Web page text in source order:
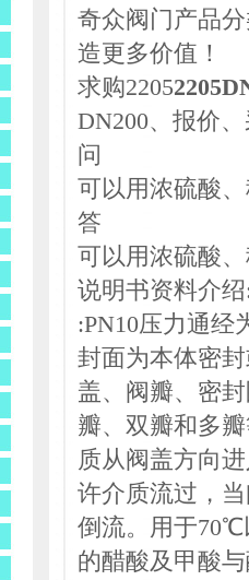
奇众阀门产品
造更多价值！
求购2205
DN200、报价
问
可以用浓硫酸
答
可以用浓硫酸
说明书资料介
:PN10压力通经
封面为本体密
盖、阀瓣、密
瓣、双瓣和多
质从阀盖方向
许介质流过，
倒流。用于70℃
的醋酸及甲酸